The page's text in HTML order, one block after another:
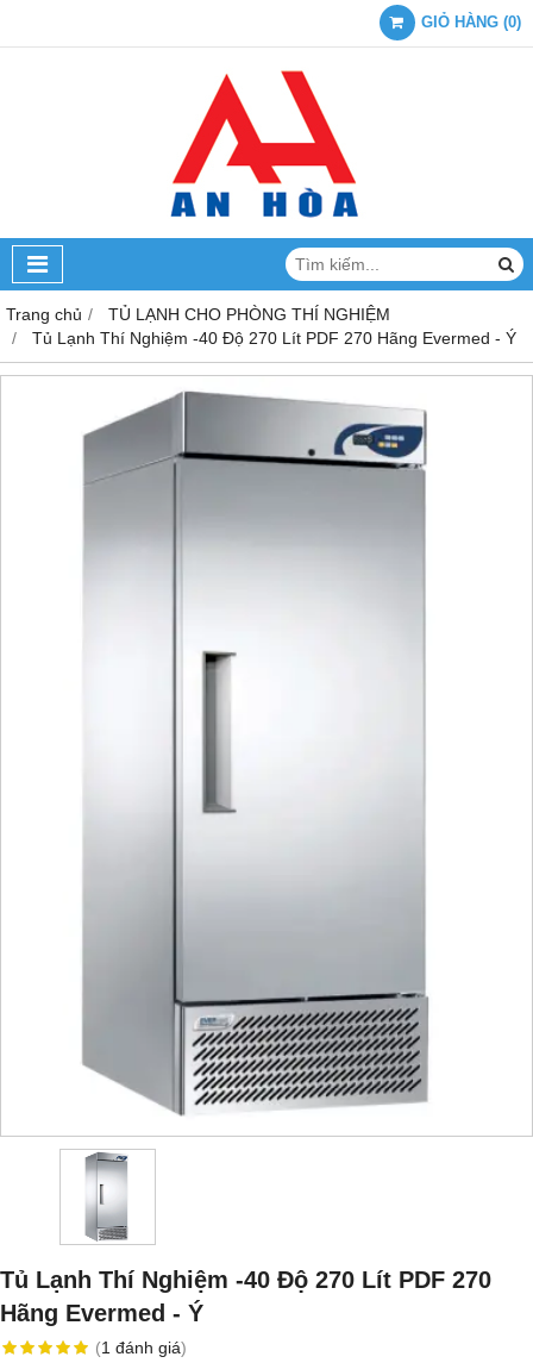
GIỎ HÀNG (0)
Trang chủ
TỦ LẠNH CHO PHÒNG THÍ NGHIỆM
Tủ Lạnh Thí Nghiệm -40 Độ 270 Lít PDF 270 Hãng Evermed - Ý
Tủ Lạnh Thí Nghiệm -40 Độ 270 Lít PDF 270
Hãng Evermed - Ý
(1 đánh giá)